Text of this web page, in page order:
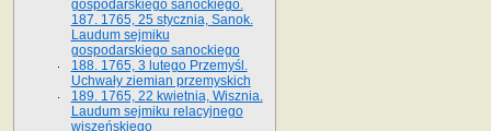
gospodarskiego sanockiego.
187. 1765, 25 stycznia, Sanok.
Laudum sejmiku
gospodarskiego sanockiego
188. 1765, 3 lutego Przemyśl.
Uchwały ziemian przemyskich
189. 1765, 22 kwietnia, Wisznia.
Laudum sejmiku relacyjnego
wiszeńskiego